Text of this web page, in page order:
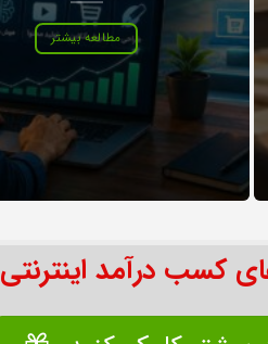
مطالعه بیشتر
کسب درآمد اینترنتی